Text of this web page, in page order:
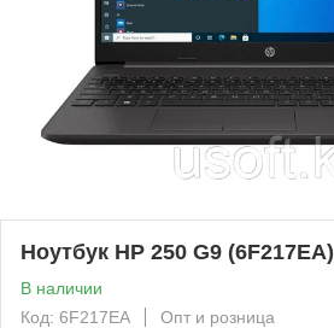
Ноутбук HP 250 G9 (6F217EA)
В наличии
Код: 6F217EA
Опт и розница